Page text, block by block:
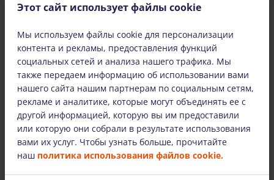
и Шяуляе. Доставляем оборудование по всей
Только оборудование известных
производителей
Здесь вы найдете самых известных
производителей и проверенное временем
оборудование для высотных работ. Наша
Этот сайт использует файлы cookie
Мы используем файлы cookie для персонализации
контента и рекламы, предоставления функций
социальных сетей и анализа нашего трафика. Мы
также передаем информацию об использовании вами
нашего сайта нашим партнерам по социальным сетям,
рекламе и аналитике, которые могут объединять ее с
другой информацией, которую вы им предоставили
или которую они собрали в результате использования
вами их услуг. Чтобы узнать больше, прочитайте
наш политика использования файлов cookie.